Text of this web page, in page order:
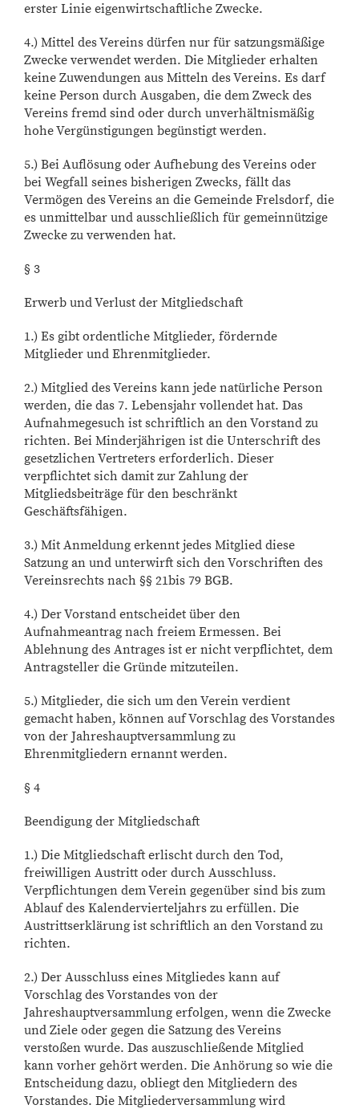
erster Linie eigenwirtschaftliche Zwecke.
4.) Mittel des Vereins dürfen nur für satzungsmäßige
Zwecke verwendet werden. Die Mitglieder erhalten
keine Zuwendungen aus Mitteln des Vereins. Es darf
keine Person durch Ausgaben, die dem Zweck des
Vereins fremd sind oder durch unverhältnismäßig
hohe Vergünstigungen begünstigt werden.
5.) Bei Auflösung oder Aufhebung des Vereins oder
bei Wegfall seines bisherigen Zwecks, fällt das
Vermögen des Vereins an die Gemeinde Frelsdorf, die
es unmittelbar und ausschließlich für gemeinnützige
Zwecke zu verwenden hat.
§ 3
Erwerb und Verlust der Mitgliedschaft
1.) Es gibt ordentliche Mitglieder, fördernde
Mitglieder und Ehrenmitglieder.
2.) Mitglied des Vereins kann jede natürliche Person
werden, die das 7. Lebensjahr vollendet hat. Das
Aufnahmegesuch ist schriftlich an den Vorstand zu
richten. Bei Minderjährigen ist die Unterschrift des
gesetzlichen Vertreters erforderlich. Dieser
verpflichtet sich damit zur Zahlung der
Mitgliedsbeiträge für den beschränkt
Geschäftsfähigen.
3.) Mit Anmeldung erkennt jedes Mitglied diese
Satzung an und unterwirft sich den Vorschriften des
Vereinsrechts nach §§ 21bis 79 BGB.
4.) Der Vorstand entscheidet über den
Aufnahmeantrag nach freiem Ermessen. Bei
Ablehnung des Antrages ist er nicht verpflichtet, dem
Antragsteller die Gründe mitzuteilen.
5.) Mitglieder, die sich um den Verein verdient
gemacht haben, können auf Vorschlag des Vorstandes
von der Jahreshauptversammlung zu
Ehrenmitgliedern ernannt werden.
§ 4
Beendigung der Mitgliedschaft
1.) Die Mitgliedschaft erlischt durch den Tod,
freiwilligen Austritt oder durch Ausschluss.
Verpflichtungen dem Verein gegenüber sind bis zum
Ablauf des Kalendervierteljahrs zu erfüllen. Die
Austrittserklärung ist schriftlich an den Vorstand zu
richten.
2.) Der Ausschluss eines Mitgliedes kann auf
Vorschlag des Vorstandes von der
Jahreshauptversammlung erfolgen, wenn die Zwecke
und Ziele oder gegen die Satzung des Vereins
verstoßen wurde. Das auszuschließende Mitglied
kann vorher gehört werden. Die Anhörung so wie die
Entscheidung dazu, obliegt den Mitgliedern des
Vorstandes. Die Mitgliederversammlung wird